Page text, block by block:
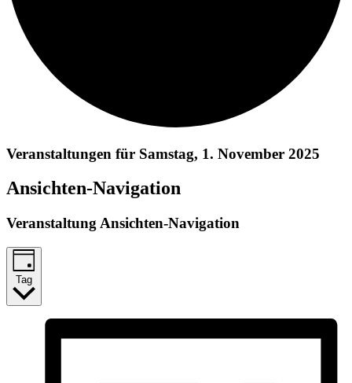
Veranstaltungen für Samstag, 1. November 2025
Ansichten-Navigation
Veranstaltung Ansichten-Navigation
Tag